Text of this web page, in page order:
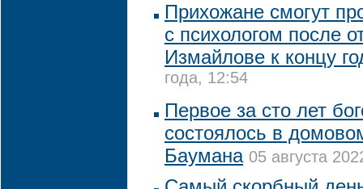
Прихожане смогут
с психологом после
Измайлове к концу
года, 12:54
Первое за сто лет
состоялось в
Баумана 05 августа